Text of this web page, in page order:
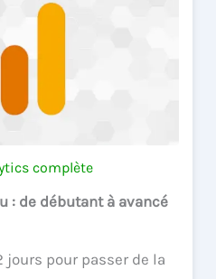
complète
: de débutant à avancé
jours pour passer de la